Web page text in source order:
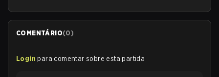
COMENTÁRIO(0)
Login para comentar sobre esta partida